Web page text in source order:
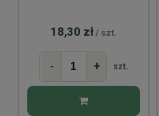
18,30 zł / szt.
- + szt.